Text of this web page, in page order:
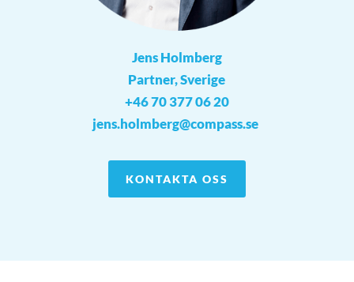
Jens Holmberg
Partner, Sverige
+46 70 377 06 20
jens.holmberg@compass.se
KONTAKTA OSS